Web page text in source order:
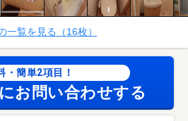
一覧を見る（16枚）
・簡単2項目！
お問い合わせする